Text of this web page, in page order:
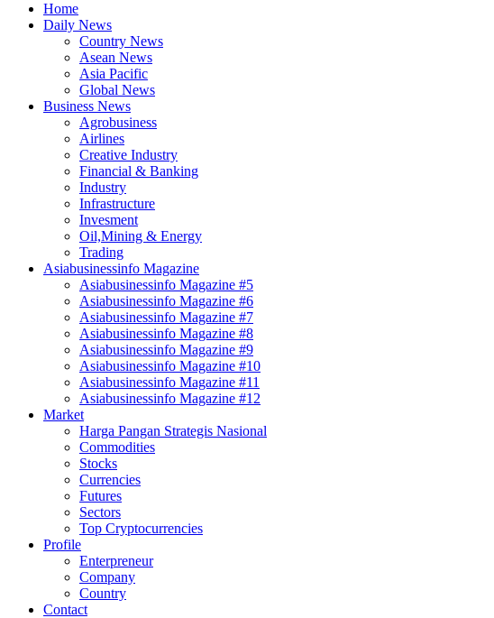
Home
Daily News
Country News
Asean News
Asia Pacific
Global News
Business News
Agrobusiness
Airlines
Creative Industry
Financial & Banking
Industry
Infrastructure
Invesment
Oil,Mining & Energy
Trading
Asiabusinessinfo Magazine
Asiabusinessinfo Magazine #5
Asiabusinessinfo Magazine #6
Asiabusinessinfo Magazine #7
Asiabusinessinfo Magazine #8
Asiabusinessinfo Magazine #9
Asiabusinessinfo Magazine #10
Asiabusinessinfo Magazine #11
Asiabusinessinfo Magazine #12
Market
Harga Pangan Strategis Nasional
Commodities
Stocks
Currencies
Futures
Sectors
Top Cryptocurrencies
Profile
Enterpreneur
Company
Country
Contact